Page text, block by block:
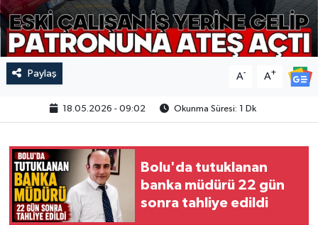
Paylaş A- A+
18.05.2026 - 09:02 Okunma Süresi: 1 Dk
Bolu'da tutuklanan
banka müdürü 22 gün
sonra tahliye edildi